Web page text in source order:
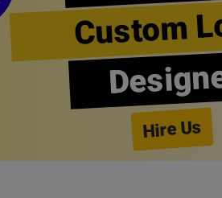
Custom
Hire Us